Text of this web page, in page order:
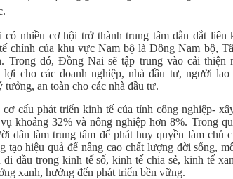
nhiều cơ hội trở thành trung tâm dẫn dắt liên
chính của khu vực Nam bộ là Đông Nam bộ,
Trong đó, Đồng Nai sẽ tập trung vào cải thiện
lợi cho các doanh nghiệp, nhà đầu tư, người
tưởng, an toàn cho các nhà đầu tư.
cơ cấu phát triển kinh tế của tỉnh công nghiệp-
khoảng 32% và nông nghiệp hơn 8%. Trong
dân làm trung tâm để phát huy quyền làm chủ
tạo hiệu quả để nâng cao chất lượng đời sống,
đầu trong kinh tế số, kinh tế chia sẻ, kinh tế
xanh, hướng đến phát triển bền vững.